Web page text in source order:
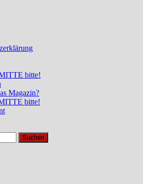
bitte!
Magazin?
bitte!